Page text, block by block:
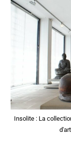
Insolite : La